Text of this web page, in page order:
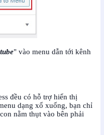
" vào menu dẫn tới kênh
đều có hỗ trợ hiển thị
dạng xổ xuống, bạn chỉ
nằm thụt vào bên phải